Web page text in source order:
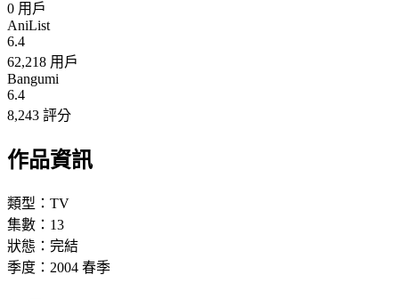
0 用戶
AniList
6.4
62,218 用戶
Bangumi
6.4
8,243 評分
作品資訊
類型： TV
集數： 13
狀態： 完結
季度： 2004 春季